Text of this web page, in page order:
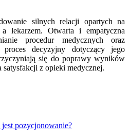
silnych relacji opartych na
lekarzem. Otwarta i empatyczna
procedur medycznych oraz
proces decyzyjny dotyczący jego
się do poprawy wyników
satysfakcji z opieki medycznej.
pozycjonowanie?